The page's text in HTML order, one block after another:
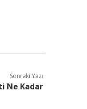
Sonraki Yazı
Ne Kadar